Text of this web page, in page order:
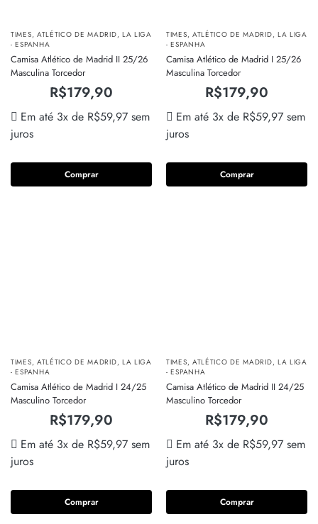
TIMES, ATLÉTICO DE MADRID, LA LIGA
- ESPANHA
Camisa Atlético de Madrid II 25/26
Masculina Torcedor
R$179,90
Em até 3x de R$59,97 sem
juros
Comprar
TIMES, ATLÉTICO DE MADRID, LA LIGA
- ESPANHA
Camisa Atlético de Madrid I 25/26
Masculina Torcedor
R$179,90
Em até 3x de R$59,97 sem
juros
Comprar
TIMES, ATLÉTICO DE MADRID, LA LIGA
- ESPANHA
Camisa Atlético de Madrid I 24/25
Masculino Torcedor
R$179,90
Em até 3x de R$59,97 sem
juros
Comprar
TIMES, ATLÉTICO DE MADRID, LA LIGA
- ESPANHA
Camisa Atlético de Madrid II 24/25
Masculino Torcedor
R$179,90
Em até 3x de R$59,97 sem
juros
Comprar